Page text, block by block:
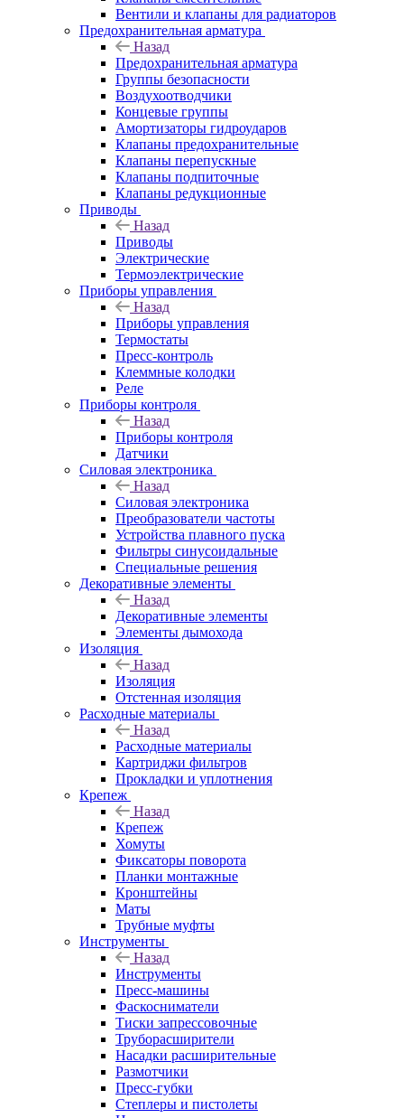
Вентили и клапаны для радиаторов
Предохранительная арматура
Назад
Предохранительная арматура
Группы безопасности
Воздухоотводчики
Концевые группы
Амортизаторы гидроударов
Клапаны предохранительные
Клапаны перепускные
Клапаны подпиточные
Клапаны редукционные
Приводы
Назад
Приводы
Электрические
Термоэлектрические
Приборы управления
Назад
Приборы управления
Термостаты
Пресс-контроль
Клеммные колодки
Реле
Приборы контроля
Назад
Приборы контроля
Датчики
Силовая электроника
Назад
Силовая электроника
Преобразователи частоты
Устройства плавного пуска
Фильтры синусоидальные
Специальные решения
Декоративные элементы
Назад
Декоративные элементы
Элементы дымохода
Изоляция
Назад
Изоляция
Отстенная изоляция
Расходные материалы
Назад
Расходные материалы
Картриджи фильтров
Прокладки и уплотнения
Крепеж
Назад
Крепеж
Хомуты
Фиксаторы поворота
Планки монтажные
Кронштейны
Маты
Трубные муфты
Инструменты
Назад
Инструменты
Пресс-машины
Фаскосниматели
Тиски запрессовочные
Труборасширители
Насадки расширительные
Размотчики
Пресс-губки
Степлеры и пистолеты